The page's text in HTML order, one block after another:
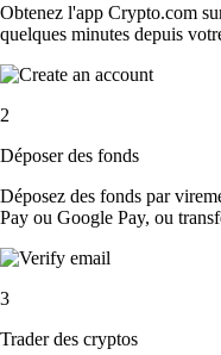
Obtenez l'app Crypto.com
quelques minutes depuis
2
Déposer des fonds
Déposez des fonds par
Pay ou Google Pay, ou
3
Trader des cryptos